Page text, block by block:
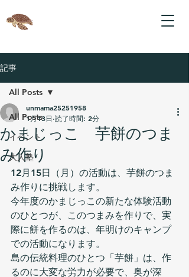
記事
All Posts
イベント
大人塾
All Posts
かまじっこ 芋餅のつま
み作り
unmama25251958
1月13日 読了時間: 2分
12月15日（月）の活動は、芋餅のつま
み作りに挑戦します。
今年度のかまじっこの新たな体験活動
のひとつが、このつまみを作りで、実
際に餅を作るのは、年明けのキャンプ
での活動になります。
島の伝統料理のひとつ「芋餅」は、作
るのに大変な労力が必要で、奥が深